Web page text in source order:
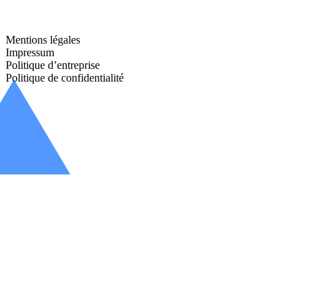
Mentions légales
Impressum
Politique d’entreprise
Politique de confidentialité